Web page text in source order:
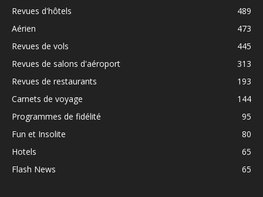
Revues d'hôtels
489
Aérien
473
Revues de vols
445
Revues de salons d'aéroport
313
Revues de restaurants
193
Carnets de voyage
144
Programmes de fidélité
95
Fun et Insolite
80
Hotels
65
Flash News
65